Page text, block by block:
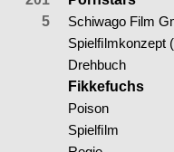
5
Schiwago Film
Spielﬁlmkonzept
Drehbuch
Fikkefuchs
Poison
Spielﬁlm